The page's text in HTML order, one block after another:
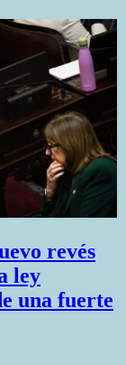
revés
ley
una fuerte